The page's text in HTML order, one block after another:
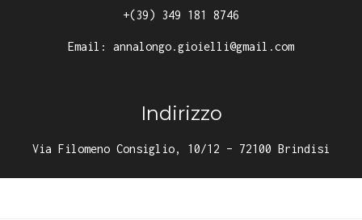
+(39) 349 181 8746
Email: annalongo.gioielli@gmail.com
Indirizzo
Via Filomeno Consiglio, 10/12 – 72100 Brindisi